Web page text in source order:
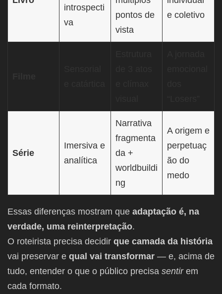
introspecti
va
pontos de
vista
e coletivo
Série
Imersiva e
analítica
Narrativa
fragmenta
da +
worldbuildi
ng
A origem e
perpetuaç
ão do
medo
Essas diferenças mostram que adaptação é, na
verdade, uma reinterpretação.
O roteirista precisa decidir que camada da história
vai preservar e qual vai transformar — e, acima de
tudo, entender o que o público precisa sentirem
cada formato.